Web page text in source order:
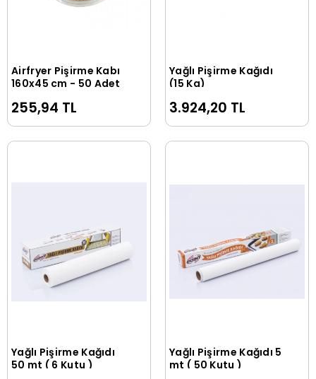
Sepete Ekle
Airfryer Pişirme Kabı
160x45 cm - 50 Adet
255,94 TL
Sepete Ekle
Yağlı Pişirme Kağıdı
(15 Kg)
3.924,20 TL
Sepete Ekle
Yağlı Pişirme Kağıdı
50 mt ( 6 Kutu )
Sepete Ekle
Yağlı Pişirme Kağıdı 5
mt ( 50 Kutu )